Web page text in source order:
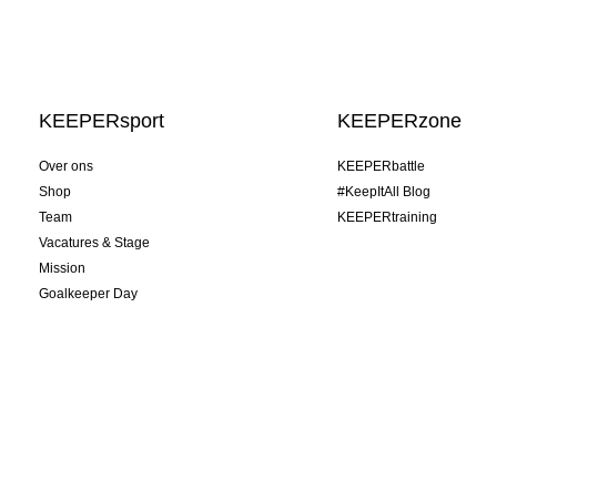
KEEPERsport
Over ons
Shop
Team
Vacatures & Stage
Mission
Goalkeeper Day
KEEPERzone
KEEPERbattle
#KeepItAll Blog
KEEPERtraining